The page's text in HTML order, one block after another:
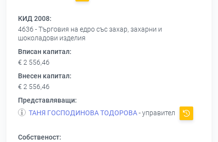
КИД 2008:
4636 - Търговия на едро със захар, захарни и
шоколадови изделия
Вписан капитал:
€ 2 556,46
Внесен капитал:
€ 2 556,46
Представляващи:
ТАНЯ ГОСПОДИНОВА ТОДОРОВА- управител
Собственост: